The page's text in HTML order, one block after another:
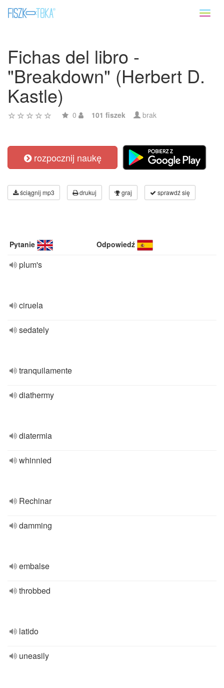
Fichas del libro -
"Breakdown" (Herbert D.
Kastle)
0 101 fiszek brak
rozpocznij naukę
ściągnij mp3 drukuj graj sprawdź się
Pytanie Odpowiedź
plum's
ciruela
sedately
tranquilamente
diathermy
diatermia
whinnied
Rechinar
damming
embalse
throbbed
latido
uneasily